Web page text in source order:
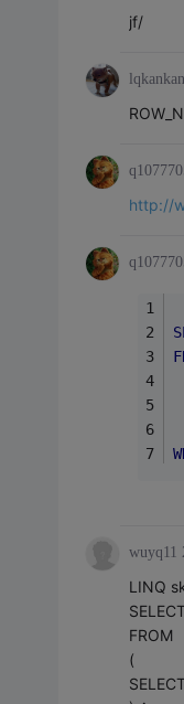
jf/
lqkankan
http://
wuyq11
LINQ
FROM
(